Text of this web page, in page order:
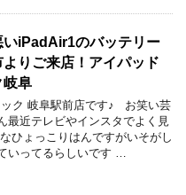
いiPadAir1のバッテリー
りご来店！アイパッド
岐阜
ク 岐阜駅前店です♪ お笑い芸
最近テレビやインスタでよく見
ひょっこりはんですがいそがし
いってるらしいです …